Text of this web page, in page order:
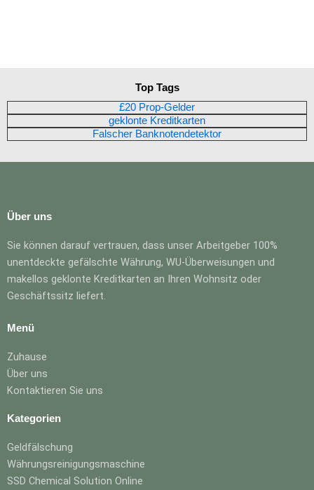
Top Tags
£20 Prop-Gelder
geklonte Kreditkarten
Falscher Banknotendetektor
Über uns
Sie können darauf vertrauen, dass unser Arbeitgeber 100%
unentdeckte gefälschte Währung, WU-Überweisungen und
makellos geklonte Kreditkarten an Ihren Wohnsitz oder
Geschäftssitz liefert.
Menü
Zuhause
Über uns
Kontaktieren Sie uns
Kategorien
Geldfälschung
Währungsreinigungsmaschine
SSD Chemical Solution Online